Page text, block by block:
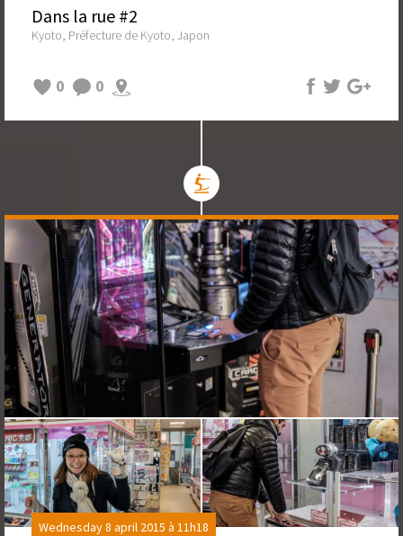
Dans la rue #2
Kyoto, Préfecture de Kyoto, Japon
0 0
Wednesday 8 april 2015 à 11h18